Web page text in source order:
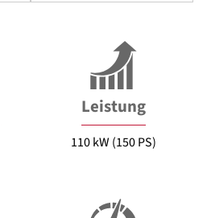
Leistung
110 kW (150 PS)